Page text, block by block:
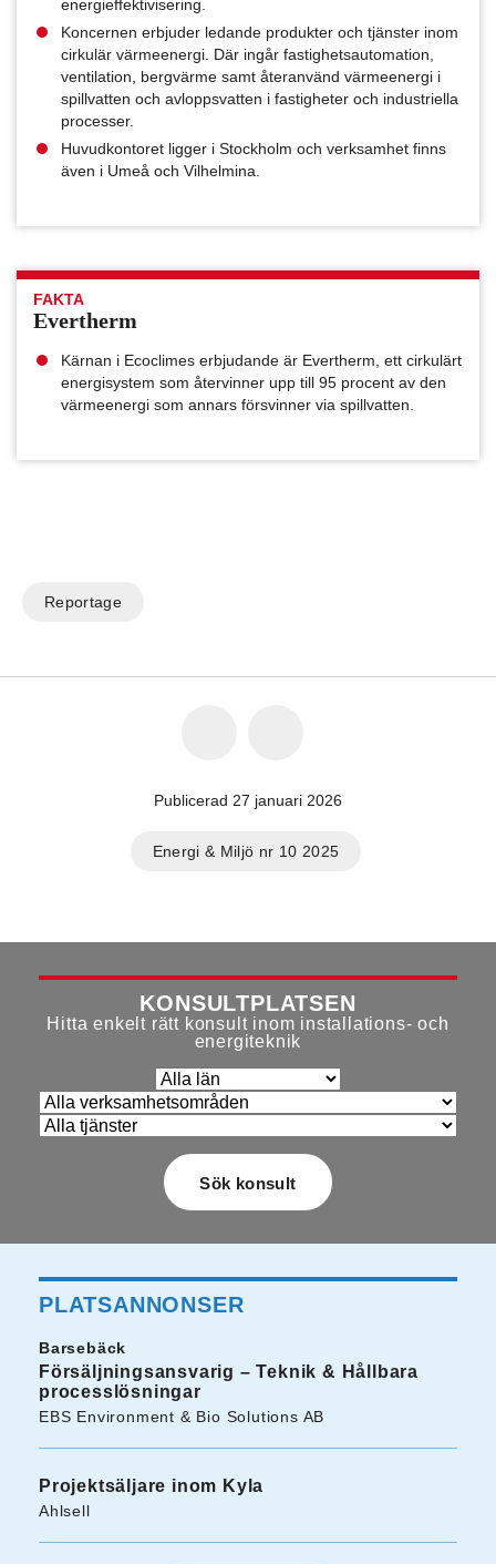
energieffektivisering.
Koncernen erbjuder ledande produkter och tjänster inom
cirkulär värmeenergi. Där ingår fastighetsautomation,
ventilation, bergvärme samt återanvänd värmeenergi i
spillvatten och avloppsvatten i fastigheter och industriella
processer.
Huvudkontoret ligger i Stockholm och verksamhet finns
även i Umeå och Vilhelmina.
FAKTA
Evertherm
Kärnan i Ecoclimes erbjudande är Evertherm, ett cirkulärt
energisystem som återvinner upp till 95 procent av den
värmeenergi som annars försvinner via spillvatten.
Reportage
Publicerad 27 januari 2026
Energi & Miljö nr 10 2025
KONSULTPLATSEN
Hitta enkelt rätt konsult inom installations- och
energiteknik
PLATSANNONSER
Barsebäck
Försäljningsansvarig – Teknik & Hållbara
processlösningar
EBS Environment & Bio Solutions AB
Projektsäljare inom Kyla
Ahlsell